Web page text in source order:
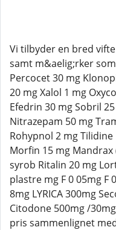
Vi tilbyder en bred
samt m&aelig;rker
Percocet 30 mg
20 mg Xalol 1 mg
Efedrin 30 mg Sobril
Nitrazepam 50 mg
Rohypnol 2 mg Tilidine
Morfin 15 mg
syrob Ritalin 20 mg
plastre mg F 0 05mg F
8mg LYRICA 300mg
Citodone 500mg /
pris sammenlignet